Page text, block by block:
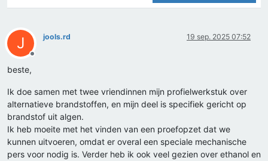
J
Offline
jools.rd 19 sep. 2025 07:52
beste,
Ik doe samen met twee vriendinnen mijn profielwerkstuk over
alternatieve brandstoffen, en mijn deel is specifiek gericht op
brandstof uit algen.
Ik heb moeite met het vinden van een proefopzet dat we
kunnen uitvoeren, omdat er overal een speciale mechanische
pers voor nodig is. Verder heb ik ook veel gezien over ethanol en